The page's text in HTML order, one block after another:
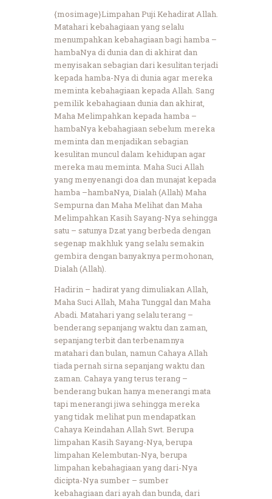
{mosimage}Limpahan Puji Kehadirat Allah.
Matahari kebahagiaan yang selalu
menumpahkan kebahagiaan bagi hamba –
hambaNya di dunia dan di akhirat dan
menyisakan sebagian dari kesulitan terjadi
kepada hamba-Nya di dunia agar mereka
meminta kebahagiaan kepada Allah. Sang
pemilik kebahagiaan dunia dan akhirat,
Maha Melimpahkan kepada hamba –
hambaNya kebahagiaan sebelum mereka
meminta dan menjadikan sebagian
kesulitan muncul dalam kehidupan agar
mereka mau meminta. Maha Suci Allah
yang menyenangi doa dan munajat kepada
hamba –hambaNya, Dialah (Allah) Maha
Sempurna dan Maha Melihat dan Maha
Melimpahkan Kasih Sayang-Nya sehingga
satu – satunya Dzat yang berbeda dengan
segenap makhluk yang selalu semakin
gembira dengan banyaknya permohonan,
Dialah (Allah).
Hadirin – hadirat yang dimuliakan Allah,
Maha Suci Allah, Maha Tunggal dan Maha
Abadi. Matahari yang selalu terang –
benderang sepanjang waktu dan zaman,
sepanjang terbit dan terbenamnya
matahari dan bulan, namun Cahaya Allah
tiada pernah sirna sepanjang waktu dan
zaman. Cahaya yang terus terang –
benderang bukan hanya menerangi mata
tapi menerangi jiwa sehingga mereka
yang tidak melihat pun mendapatkan
Cahaya Keindahan Allah Swt. Berupa
limpahan Kasih Sayang-Nya, berupa
limpahan Kelembutan-Nya, berupa
limpahan kebahagiaan yang dari-Nya
dicipta-Nya sumber – sumber
kebahagiaan dari ayah dan bunda, dari